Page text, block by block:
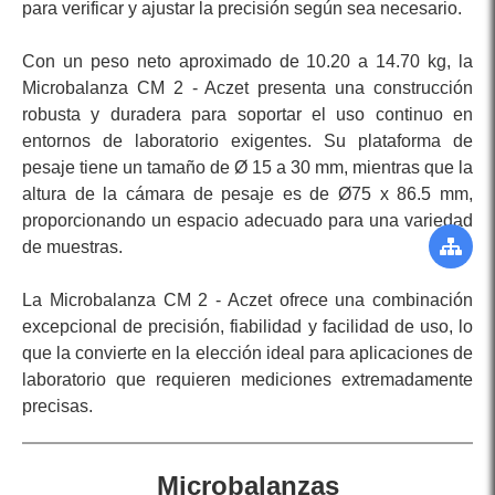
para verificar y ajustar la precisión según sea necesario.
Con un peso neto aproximado de 10.20 a 14.70 kg, la
Microbalanza CM 2 - Aczet presenta una construcción
robusta y duradera para soportar el uso continuo en
entornos de laboratorio exigentes. Su plataforma de
pesaje tiene un tamaño de Ø 15 a 30 mm, mientras que la
altura de la cámara de pesaje es de Ø75 x 86.5 mm,
proporcionando un espacio adecuado para una variedad
de muestras.
La Microbalanza CM 2 - Aczet ofrece una combinación
excepcional de precisión, fiabilidad y facilidad de uso, lo
que la convierte en la elección ideal para aplicaciones de
laboratorio que requieren mediciones extremadamente
precisas.
Microbalanzas